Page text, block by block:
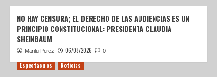
NO HAY CENSURA; EL DERECHO DE LAS AUDIENCIAS ES UN
PRINCIPIO CONSTITUCIONAL: PRESIDENTA CLAUDIA
SHEINBAUM
Marilu Perez 06/08/2026 0
Espectáculos Noticias